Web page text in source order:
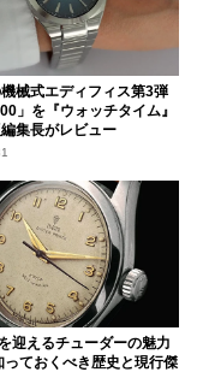
械式エディフィス第3弾
」を『ウォッチタイム』
編集長がレビュー
迎えるチューダーの魅力
っておくべき歴史と現行傑